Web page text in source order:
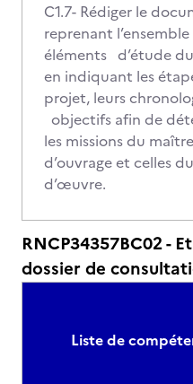
C1.7- Rédiger le
reprenant
éléments d’étude
en indiquant les
projet, leurs
objectifs afin de
les missions du maître
d’ouvrage et celles
d’œuvre.
RNCP34357BC02 -
dossier de
Liste de